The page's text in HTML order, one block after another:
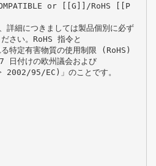
or [[G]]/RoHS [[P
詳細につきましては製品個別に必ず
さい。RoHS 指令と
特定有害物質の使用制限 (RoHS)
付けの欧州議会および
2002/95/EC)」のことです。